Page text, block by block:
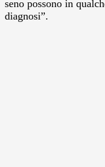
seno possono in
diagnosi”.